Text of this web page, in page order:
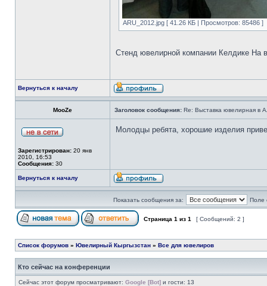
ARU_2012.jpg [ 41.26 КБ | Просмотров: 85486 ]
Стенд ювелирной компании Келдике На
Вернуться к началу
MooZe Заголовок сообщения: Re: Выставка ювелирная в
Зарегистрирован: 20 янв
2010, 16:53
Сообщения: 30
Молодцы ребята, хорошие изделия
Вернуться к началу
Показать сообщения за: Поле
Страница 1 из 1 [ Сообщений: 2 ]
Список форумов » Ювелирный Кыргызстан » Все для ювелиров
Кто сейчас на конференции
Сейчас этот форум просматривают: Google [Bot] и гости: 13